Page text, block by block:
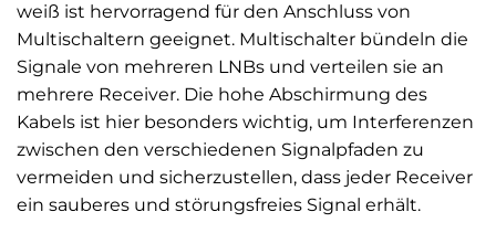
weiß ist hervorragend für den Anschluss von
Multischaltern geeignet. Multischalter bündeln die
Signale von mehreren LNBs und verteilen sie an
mehrere Receiver. Die hohe Abschirmung des
Kabels ist hier besonders wichtig, um Interferenzen
zwischen den verschiedenen Signalpfaden zu
vermeiden und sicherzustellen, dass jeder Receiver
ein sauberes und störungsfreies Signal erhält.